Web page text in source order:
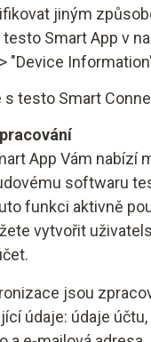
jiným
Smart App v
"Device
s testo Smart
App Vám nabízí
softwaru
funkci aktivně
vytvořit
jsou
údaje: údaje účtu,